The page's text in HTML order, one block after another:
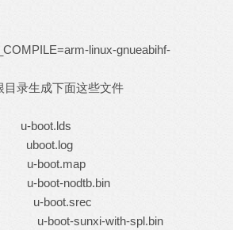
linux-gnueabihf-
目录生成下面这些文件
boot.map
boot-nodtb.bin
u-boot.srec
u-boot-sunxi-with-spl.bin